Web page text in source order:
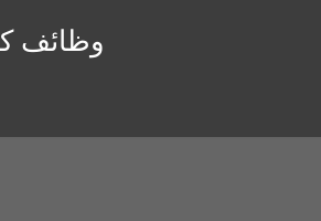
وظائف